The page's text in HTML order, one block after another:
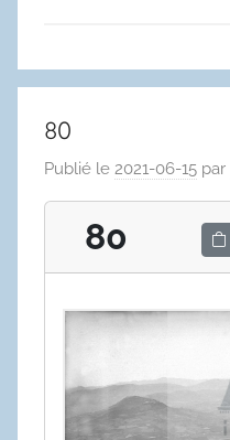
80
Publié le 2021-06-15 par
80